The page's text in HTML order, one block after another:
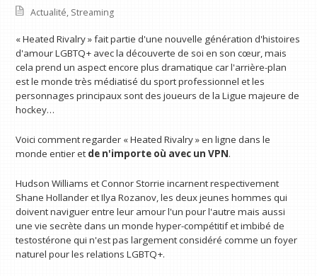
Actualité, Streaming
« Heated Rivalry » fait partie d'une nouvelle génération d'histoires
d'amour LGBTQ+ avec la découverte de soi en son cœur, mais
cela prend un aspect encore plus dramatique car l'arrière-plan
est le monde très médiatisé du sport professionnel et les
personnages principaux sont des joueurs de la Ligue majeure de
hockey…
Voici comment regarder « Heated Rivalry » en ligne dans le
monde entier et de n'importe où avec un VPN.
Hudson Williams et Connor Storrie incarnent respectivement
Shane Hollander et Ilya Rozanov, les deux jeunes hommes qui
doivent naviguer entre leur amour l'un pour l'autre mais aussi
une vie secrète dans un monde hyper-compétitif et imbibé de
testostérone qui n'est pas largement considéré comme un foyer
naturel pour les relations LGBTQ+.